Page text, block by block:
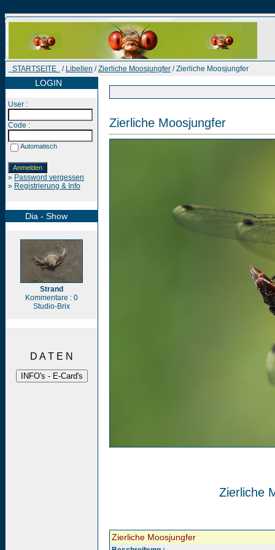
STARTSEITE / Libellen /Zierliche Moosjungfer / Zierliche Moosjungfer
LOGIN
User :
Code :
Automatisch
» Password vergessen
» Registrierung & Info
Dia - Show
Strand
Kommentare : 0
Studio-Brix
D A T E N
Zierliche Moosjungfer
Zierliche
Zierliche Moosjungfer